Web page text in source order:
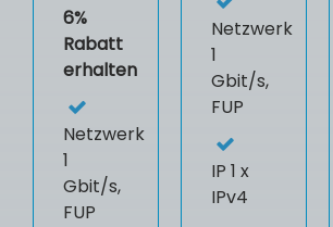
6%
Rabatt
erhalten
Netzwerk
1
Gbit/s,
FUP
Netzwerk
1
Gbit/s,
FUP
IP 1 x
IPv4